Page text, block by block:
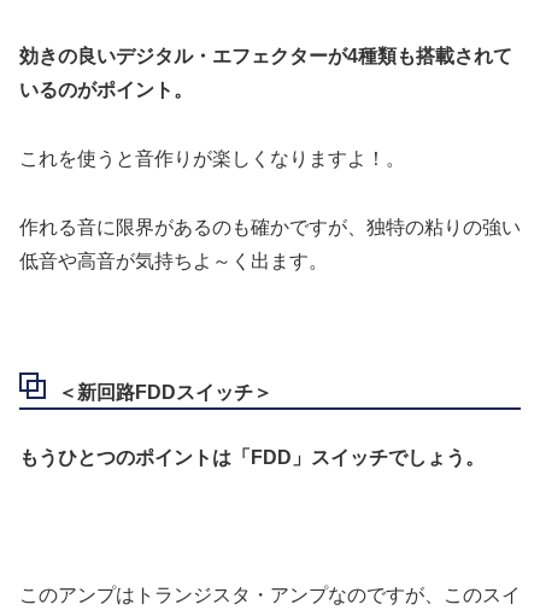
効きの良いデジタル・エフェクターが4種類も搭載されて
いるのがポイント。
これを使うと音作りが楽しくなりますよ！。
作れる音に限界があるのも確かですが、独特の粘りの強い
低音や高音が気持ちよ～く出ます。
＜新回路FDDスイッチ＞
もうひとつのポイントは「FDD」スイッチでしょう。
このアンプはトランジスタ・アンプなのですが、このスイ